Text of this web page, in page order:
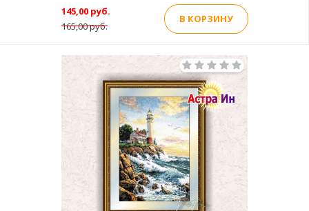
165,00 руб.
145,00 руб.
В КОРЗИНУ